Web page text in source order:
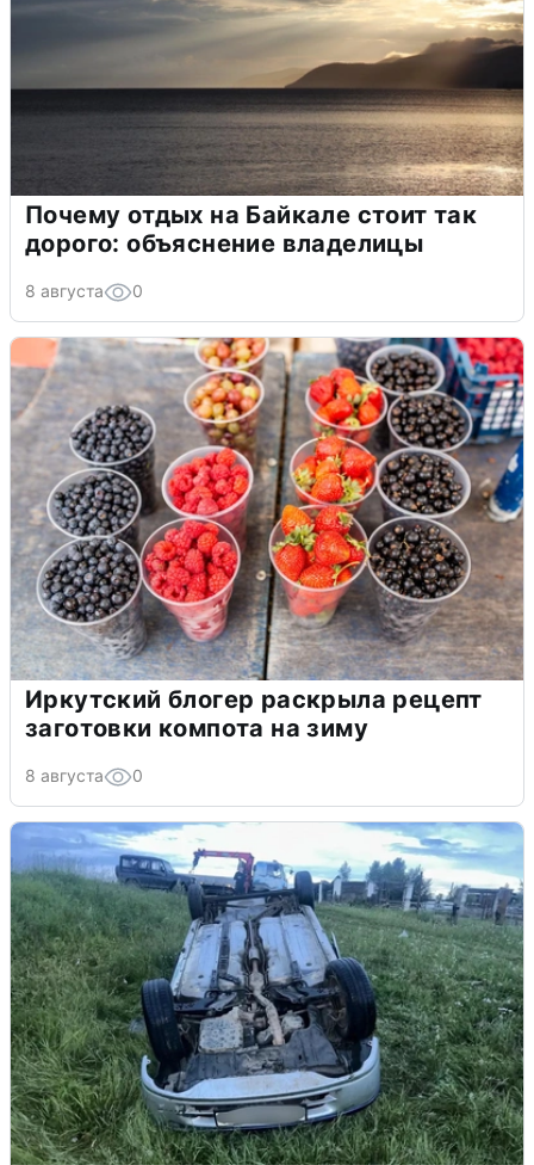
Почему отдых на Байкале стоит так
дорого: объяснение владелицы
8 августа 0
Иркутский блогер раскрыла рецепт
заготовки компота на зиму
8 августа 0